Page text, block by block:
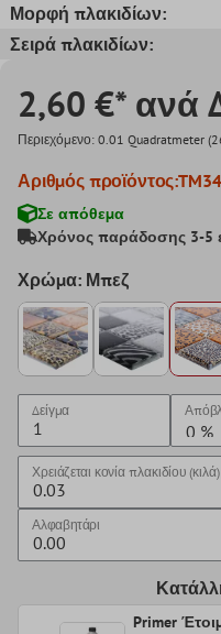
Μορφή πλακιδίων:
Σειρά πλακιδίων:
2,60 €* ανά
Περιεχόμενο: 0.01 Quadratmeter
Αριθμός προϊόντος:
Σε απόθεμα
Χρόνος παράδοσης 3-5
Χρώμα: Μπεζ
Δείγμα
Χρειάζεται κονία πλακιδίου (κιλά)
Αλφαβητάρι
Primer